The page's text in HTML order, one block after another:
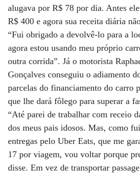
alugava por R$ 78 por dia. Antes
R$ 400 e agora sua receita diária
“Fui obrigado a devolvê-lo para a
agora estou usando meu próprio
outra corrida”. Já o motorista
Gonçalves conseguiu o adiamento
parcelas do financiamento do carro
que lhe dará fôlego para superar a
“Até parei de trabalhar com receio
dos meus pais idosos. Mas, como
entregas pelo Uber Eats, que me
17 por viagem, vou voltar porque
disse. Em vez de transportar